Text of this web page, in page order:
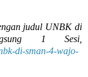
judul UNBK di
1 Sesi,
di-sman-4-wajo-